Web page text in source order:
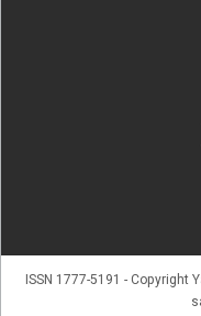
ISSN 1777-5191 -